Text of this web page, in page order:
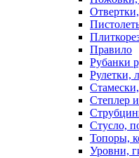
Правило
Рубанки
Рулетки,
Степлер
Стусло,
Топоры,
Уровни,